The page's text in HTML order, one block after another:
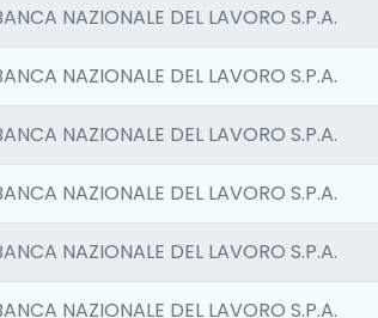
NAZIONALE DEL LAVORO S.P.A.
NAZIONALE DEL LAVORO S.P.A.
NAZIONALE DEL LAVORO S.P.A.
NAZIONALE DEL LAVORO S.P.A.
NAZIONALE DEL LAVORO S.P.A.
NAZIONALE DEL LAVORO S.P.A.